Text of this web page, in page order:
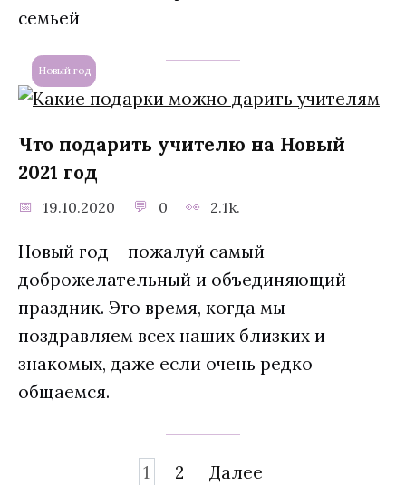
семьей
Новый год
Что подарить учителю на Новый
2021 год
19.10.2020 0 2.1k.
Новый год – пожалуй самый
доброжелательный и объединяющий
праздник. Это время, когда мы
поздравляем всех наших близких и
знакомых, даже если очень редко
общаемся.
1 2 Далее